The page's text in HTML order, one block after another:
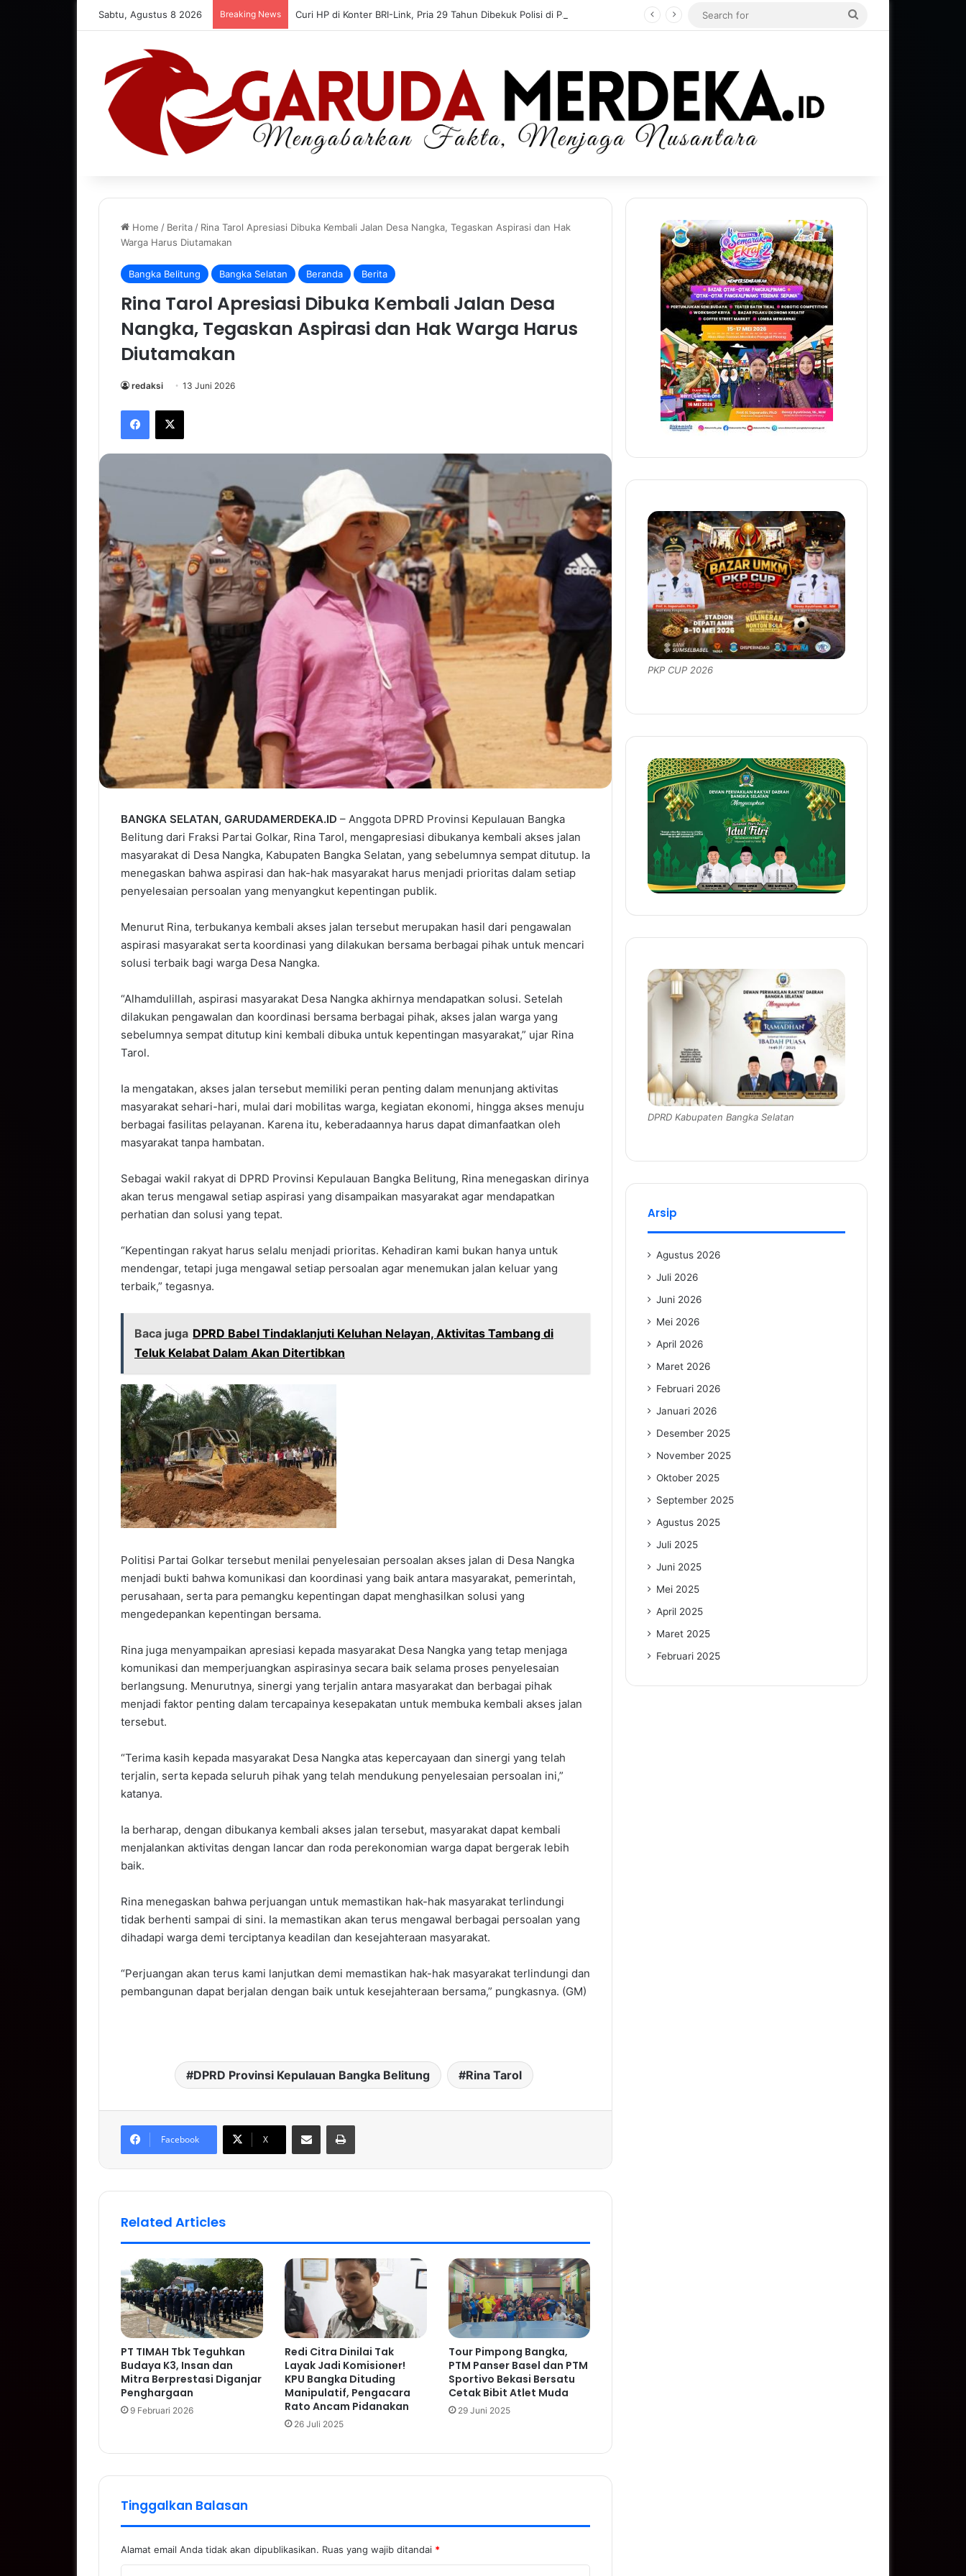
Sabtu, Agustus 8 2026 Breaking News Curi HP di Konter BRI-Link, Pria 29 Tahun Dibekuk Polisi di Pangkalpinang
Home / Berita / Rina Tarol Apresiasi Dibuka Kembali Jalan Desa Nangka, Tegaskan Aspirasi dan Hak
Warga Harus Diutamakan
Bangka Belitung Bangka Selatan Beranda Berita
Rina Tarol Apresiasi Dibuka Kembali Jalan Desa
Nangka, Tegaskan Aspirasi dan Hak Warga Harus
Diutamakan
redaksi 13 Juni 2026
Facebook
X
BANGKA SELATAN, GARUDAMERDEKA.ID – Anggota DPRD Provinsi Kepulauan Bangka
Belitung dari Fraksi Partai Golkar, Rina Tarol, mengapresiasi dibukanya kembali akses jalan
masyarakat di Desa Nangka, Kabupaten Bangka Selatan, yang sebelumnya sempat ditutup. Ia
menegaskan bahwa aspirasi dan hak-hak masyarakat harus menjadi prioritas dalam setiap
penyelesaian persoalan yang menyangkut kepentingan publik.
Menurut Rina, terbukanya kembali akses jalan tersebut merupakan hasil dari pengawalan
aspirasi masyarakat serta koordinasi yang dilakukan bersama berbagai pihak untuk mencari
solusi terbaik bagi warga Desa Nangka.
“Alhamdulillah, aspirasi masyarakat Desa Nangka akhirnya mendapatkan solusi. Setelah
dilakukan pengawalan dan koordinasi bersama berbagai pihak, akses jalan warga yang
sebelumnya sempat ditutup kini kembali dibuka untuk kepentingan masyarakat,” ujar Rina
Tarol.
Ia mengatakan, akses jalan tersebut memiliki peran penting dalam menunjang aktivitas
masyarakat sehari-hari, mulai dari mobilitas warga, kegiatan ekonomi, hingga akses menuju
berbagai fasilitas pelayanan. Karena itu, keberadaannya harus dapat dimanfaatkan oleh
masyarakat tanpa hambatan.
Sebagai wakil rakyat di DPRD Provinsi Kepulauan Bangka Belitung, Rina menegaskan dirinya
akan terus mengawal setiap aspirasi yang disampaikan masyarakat agar mendapatkan
perhatian dan solusi yang tepat.
“Kepentingan rakyat harus selalu menjadi prioritas. Kehadiran kami bukan hanya untuk
mendengar, tetapi juga mengawal setiap persoalan agar menemukan jalan keluar yang
terbaik,” tegasnya.
Baca juga DPRD Babel Tindaklanjuti Keluhan Nelayan, Aktivitas Tambang di
Teluk Kelabat Dalam Akan Ditertibkan
Politisi Partai Golkar tersebut menilai penyelesaian persoalan akses jalan di Desa Nangka
menjadi bukti bahwa komunikasi dan koordinasi yang baik antara masyarakat, pemerintah,
perusahaan, serta para pemangku kepentingan dapat menghasilkan solusi yang
mengedepankan kepentingan bersama.
Rina juga menyampaikan apresiasi kepada masyarakat Desa Nangka yang tetap menjaga
komunikasi dan memperjuangkan aspirasinya secara baik selama proses penyelesaian
berlangsung. Menurutnya, sinergi yang terjalin antara masyarakat dan berbagai pihak
menjadi faktor penting dalam tercapainya kesepakatan untuk membuka kembali akses jalan
tersebut.
“Terima kasih kepada masyarakat Desa Nangka atas kepercayaan dan sinergi yang telah
terjalin, serta kepada seluruh pihak yang telah mendukung penyelesaian persoalan ini,”
katanya.
Ia berharap, dengan dibukanya kembali akses jalan tersebut, masyarakat dapat kembali
menjalankan aktivitas dengan lancar dan roda perekonomian warga dapat bergerak lebih
baik.
Rina menegaskan bahwa perjuangan untuk memastikan hak-hak masyarakat terlindungi
tidak berhenti sampai di sini. Ia memastikan akan terus mengawal berbagai persoalan yang
dihadapi warga demi terciptanya keadilan dan kesejahteraan masyarakat.
“Perjuangan akan terus kami lanjutkan demi memastikan hak-hak masyarakat terlindungi dan
pembangunan dapat berjalan dengan baik untuk kesejahteraan bersama,” pungkasnya. (GM)
DPRD Provinsi Kepulauan Bangka Belitung Rina Tarol
Facebook X
Share via Email Print
Related Articles
PT TIMAH Tbk Teguhkan
Budaya K3, Insan dan
Mitra Berprestasi Diganjar
Penghargaan
9 Februari 2026
Redi Citra Dinilai Tak
Layak Jadi Komisioner!
KPU Bangka Dituding
Manipulatif, Pengacara
Rato Ancam Pidanakan
26 Juli 2025
Tour Pimpong Bangka,
PTM Panser Basel dan PTM
Sportivo Bekasi Bersatu
Cetak Bibit Atlet Muda
29 Juni 2025
Tinggalkan Balasan
Alamat email Anda tidak akan dipublikasikan. Ruas yang wajib ditandai *
PKP CUP 2026
DPRD Kabupaten Bangka Selatan
Arsip
Agustus 2026
Juli 2026
Juni 2026
Mei 2026
April 2026
Maret 2026
Februari 2026
Januari 2026
Desember 2025
November 2025
Oktober 2025
September 2025
Agustus 2025
Juli 2025
Juni 2025
Mei 2025
April 2025
Maret 2025
Februari 2025